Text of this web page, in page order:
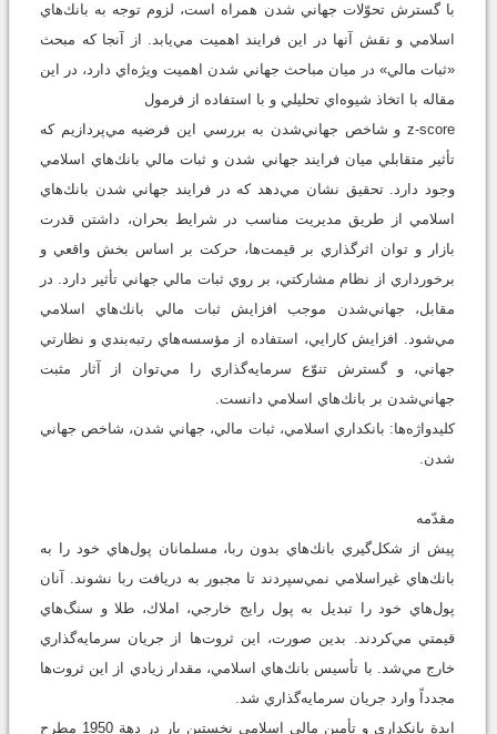
با گسترش تحوّلات جهاني شدن همراه است، لزوم توجه به بانك‌هاي
اسلامي و نقش آنها در اين فرايند اهميت مي‌يابد. از آنجا كه مبحث
«ثبات مالي» در ميان مباحث جهاني شدن اهميت ويژه‌اي دارد، در اين
مقاله با اتخاذ شيوه‌اي تحليلي و با استفاده از فرمول
z-score و شاخص جهاني‌شدن به بررسي اين فرضيه مي‌پردازيم كه
تأثير متقابلي ميان فرايند جهاني شدن و ثبات مالي بانك‌هاي اسلامي
وجود دارد. تحقيق نشان مي‌دهد كه در فرايند جهاني شدن بانك‌هاي
اسلامي از طريق مديريت مناسب در شرايط بحران، داشتن قدرت
بازار و توان اثرگذاري بر قيمت‌ها، حركت بر اساس بخش واقعي و
برخورداري از نظام مشاركتي، بر روي ثبات مالي جهاني تأثير دارد. در
مقابل، جهاني‌شدن موجب افزايش ثبات مالي بانك‌هاي اسلامي
مي‌شود. افزايش كارايي، استفاده از مؤسسه‌هاي رتبه‌بندي و نظارتي
جهاني، و گسترش تنوّع سرمايه‌گذاري را مي‌توان از آثار مثبت
جهاني‌شدن بر بانك‌هاي اسلامي دانست.
كليد‌واژه‌ها: بانكداري اسلامي، ثبات مالي، جهاني شدن، شاخص جهاني
‌شدن.
مقدّمه
پيش از شكل‌گيري بانك‌هاي بدون ربا، مسلمانان پول‌هاي خود را به
بانك‌هاي غيراسلامي نمي‌سپردند تا مجبور به دريافت ربا نشوند. آنان
پول‌هاي خود را تبديل به پول رايج خارجي، املاك، طلا و سنگ‌هاي
قيمتي مي‌كردند. بدين صورت، اين ثروت‌ها از جريان سرمايه‌گذاري
خارج مي‌شد. با تأسيس بانك‌هاي اسلامي، مقدار زيادي از اين ثروت‌ها
مجدداً وارد جريان سرمايه‌گذاري شد.
ايدة بانكداري و تأمين مالي اسلامي نخستين بار در دهة 1950 مطرح